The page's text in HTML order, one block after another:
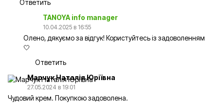
Ответить
TANOYA info manager
10.04.2025 в 16:55
Олено, дякуємо за відгук! Користуйтесь із задоволенням
🤍
Ответить
Марчук Наталія Юріївна
27.05.2024 в 19:01
Чудовий крем. Покупкою задоволена.